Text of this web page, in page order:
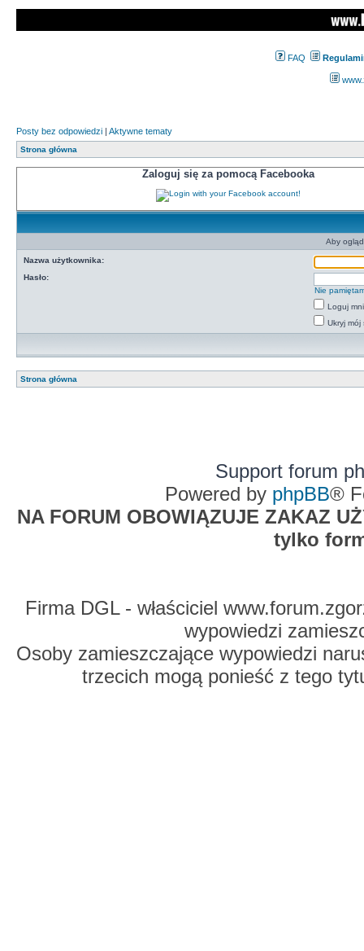
FAQ
Posty bez odpowiedzi | Aktywne tematy
Strona główna
Zaloguj się za pomocą Facebooka
Aby
Nazwa użytkownika:
Hasło:
Nie
Loguj
Ukryj mój
Strona główna
Support forum
Powered by phpBB®
NA FORUM OBOWIĄZUJE ZAKAZ
tylko
Firma DGL - właściciel
wypowiedzi
Osoby zamieszczające wypowiedzi
trzecich mogą ponieść z tego